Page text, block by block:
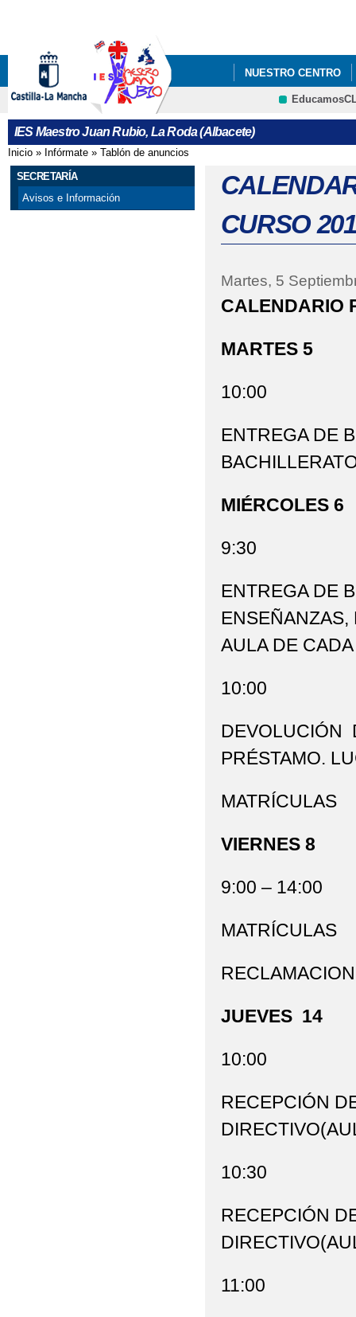
NUESTRO CENTRO
PROYECTO
IES Maestro Juan Rubio, La Roda (Albacete)
Se encuentra usted aquí
Inicio » Infórmate » Tablón de anuncios
SECRETARÍA
Avisos e Información
CURSO
Martes, 5
CALENDARIO
MARTES 5
10:00
ENTREGA DE
MIÉRCOLES 6
9:30
ENTREGA DE
ENSEÑANZAS,
AULA DE
10:00
DEVOLUCIÓN
PRÉSTAMO.
MATRÍCULAS
VIERNES 8
9:00 – 14:00
MATRÍCULAS
JUEVES 14
10:00
RECEPCIÓN
10:30
RECEPCIÓN
11:00